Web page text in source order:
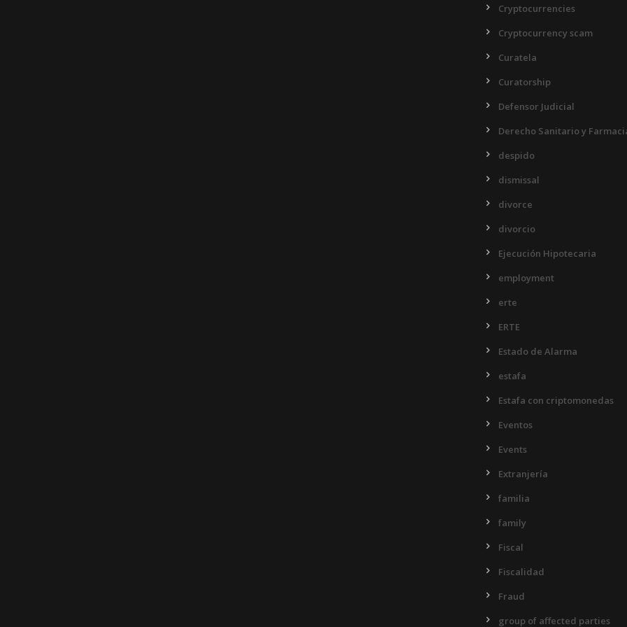
Cryptocurrencies
Cryptocurrency scam
Curatela
Curatorship
Defensor Judicial
Derecho Sanitario y
despido
dismissal
divorce
divorcio
Ejecución Hipotecaria
employment
erte
ERTE
Estado de Alarma
estafa
Estafa con criptomonedas
Eventos
Events
Extranjería
familia
family
Fiscal
Fiscalidad
Fraud
group of affected parties